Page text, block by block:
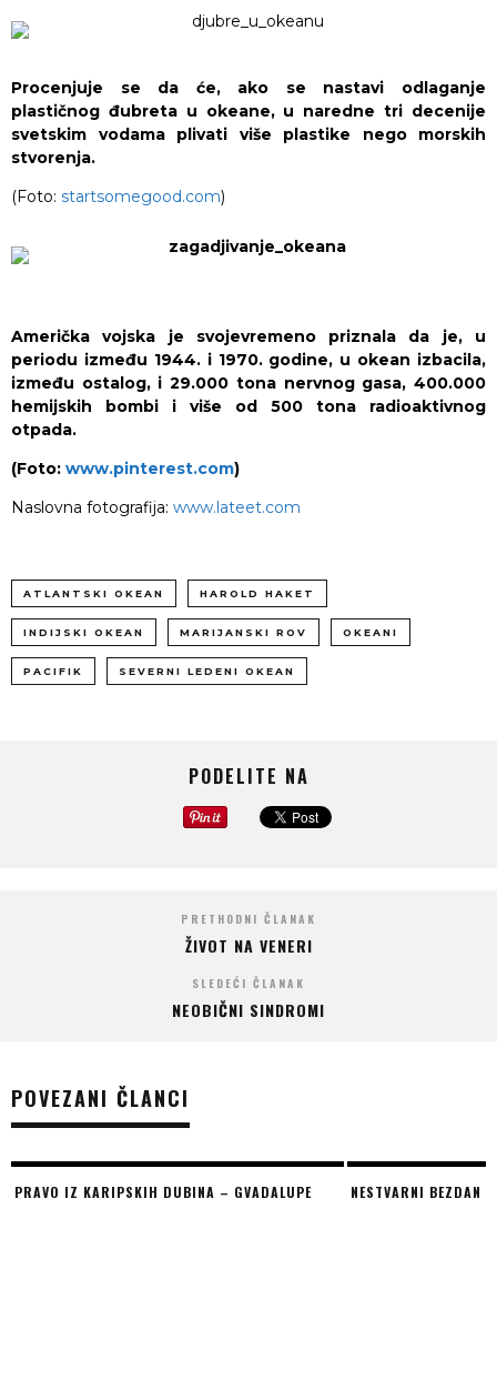
Procenjuje se da će, ako se nastavi odlaganje
plastičnog đubreta u okeane, u naredne tri decenije
svetskim vodama plivati više plastike nego morskih
stvorenja.
(Foto: startsomegood.com)
Američka vojska je svojevremeno priznala da je, u
periodu između 1944. i 1970. godine, u okean izbacila,
između ostalog, i 29.000 tona nervnog gasa, 400.000
hemijskih bombi i više od 500 tona radioaktivnog
otpada.
(Foto: www.pinterest.com)
Naslovna fotografija: www.lateet.com
ATLANTSKI OKEAN HAROLD HAKET
INDIJSKI OKEAN MARIJANSKI ROV OKEANI
PACIFIK SEVERNI LEDENI OKEAN
PODELITE NA
PRETHODNI ČLANAK
ŽIVOT NA VENERI
SLEDEĆI ČLANAK
NEOBIČNI SINDROMI
POVEZANI ČLANCI
PRAVO IZ KARIPSKIH DUBINA – GVADALUPE NESTVARNI BEZDAN